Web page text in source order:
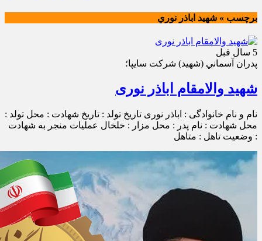
برچسب » شهيد اباذر نوري
5 سال قبل
پدران آسماني (شهيد) شركت سايپا؛
شهید والامقام اباذر نوری
نام و نام خانوادگی : اباذر نوری تاریخ تولد : تاریخ شهادت : محل تولد :
محل شهادت : نام پدر : محل مزار : خلخال عملیات منجر به شهادت
: وضعیت تاهل : متاهل